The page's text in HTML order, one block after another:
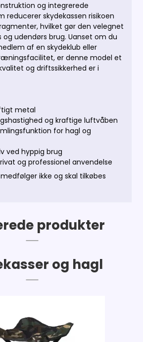
og integrerede
reducerer skydekassen risikoen
hvilket gør den velegnet
og udendørs brug. Uanset om du
af en skydeklub eller
er denne model et
og driftssikkerhed er i
metal
og kraftige luftvåben
for hagl og
ved hyppig brug
og professionel anvendelse
ikke og skal tilkøbes
produkter
og hagl